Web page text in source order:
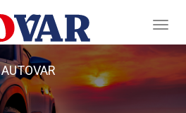
AUTOVAR